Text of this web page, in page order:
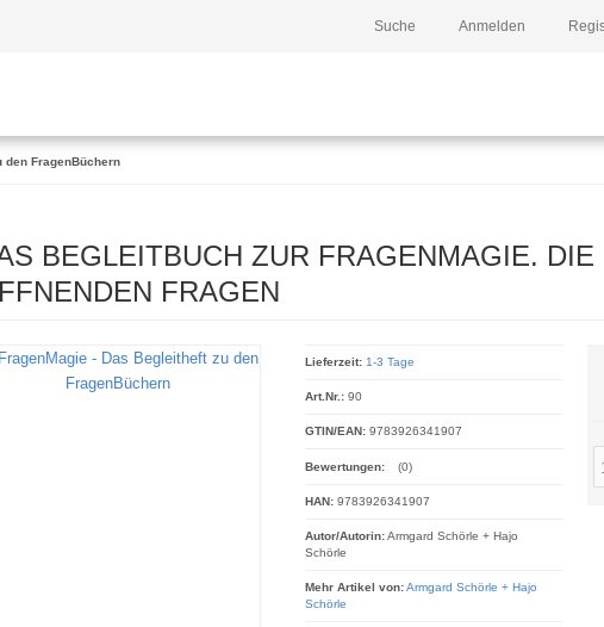
Anmelden
Suche
den FragenBüchern
BEGLEITBUCH ZUR FRAGENMAGIE. DIE
FRAGEN
Lieferzeit: 1-3 Tage
Art.Nr.: 90
GTIN/EAN: 9783926341907
Bewertungen: (0)
HAN: 9783926341907
Autor/Autorin:Armgard Schörle + Hajo
Schörle
Mehr Artikel von:Armgard Schörle + Hajo
Schörle